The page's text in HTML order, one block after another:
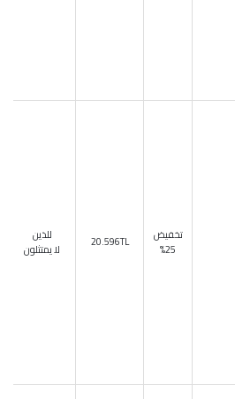
تخفيض
25%
20.596TL
للذين
لا يمتثلون